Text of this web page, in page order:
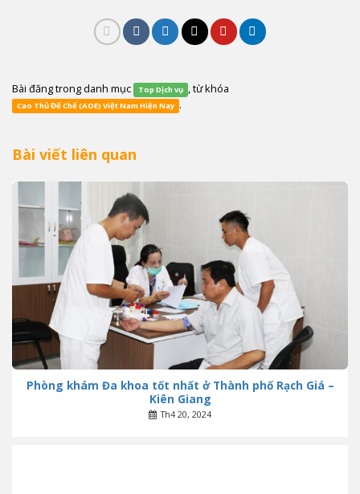
Bài đăng trong danh mục Top Dịch vụ , từ khóa
Cao Thủ Đế Chế (AOE) Việt Nam Hiện Nay .
Bài viết liên quan
Phòng khám Đa khoa tốt nhất ở Thành phố Rạch Giá –
Kiên Giang
Th4 20, 2024